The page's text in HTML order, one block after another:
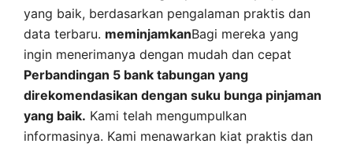
yang baik, berdasarkan pengalaman praktis dan
data terbaru. meminjamkanBagi mereka yang
ingin menerimanya dengan mudah dan cepat
Perbandingan 5 bank tabungan yang
direkomendasikan dengan suku bunga pinjaman
yang baik. Kami telah mengumpulkan
informasinya. Kami menawarkan kiat praktis dan